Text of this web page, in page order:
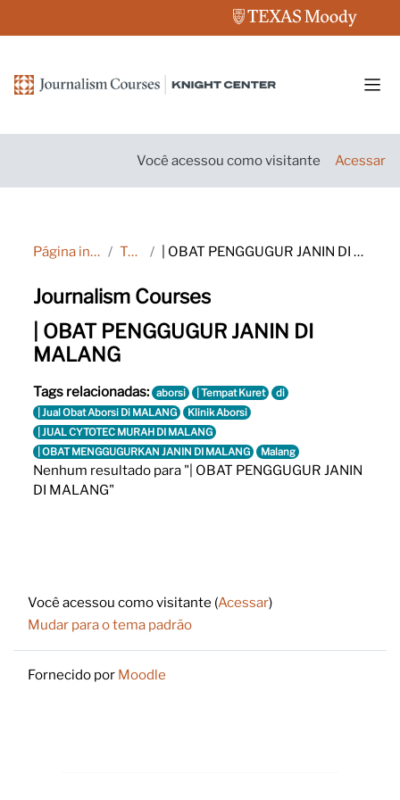
Você acessou como visitante Acessar
Página inicial Tags | OBAT PENGGUGUR JANIN DI MALANG
Journalism Courses
| OBAT PENGGUGUR JANIN DI
MALANG
Tags relacionadas: aborsi | Tempat Kuret
di
| Jual Obat Aborsi Di MALANG
Klinik Aborsi
| JUAL CYTOTEC MURAH DI MALANG
| OBAT MENGGUGURKAN JANIN DI MALANG
Malang
Nenhum resultado para "| OBAT PENGGUGUR JANIN
DI MALANG"
Você acessou como visitante (Acessar)
Mudar para o tema padrão
Fornecido por Moodle